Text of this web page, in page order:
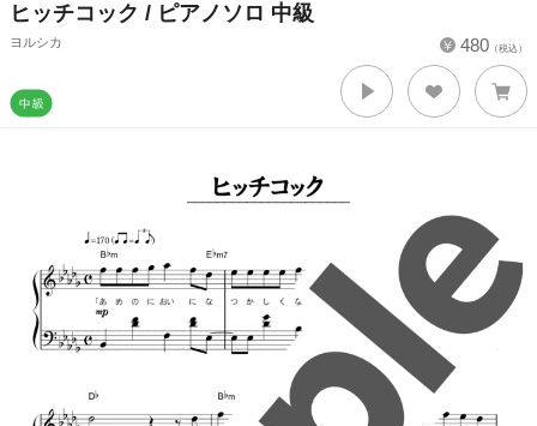
ヒッチコック / ピアノソロ 中級
ヨルシカ 480 （税込）